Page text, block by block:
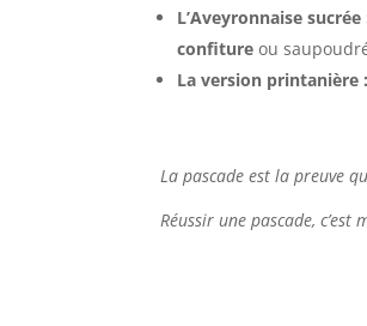
L’Aveyronnaise sucrée
confiture ou
La version printanière :
La pascade est la preuve
Réussir une pascade,